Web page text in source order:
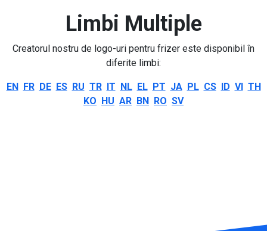
Limbi Multiple
Creatorul nostru de logo-uri pentru frizer este disponibil în
diferite limbi:
EN FR DE ES RU TR IT NL EL PT JA PL CS ID VI TH
KO HU AR BN RO SV